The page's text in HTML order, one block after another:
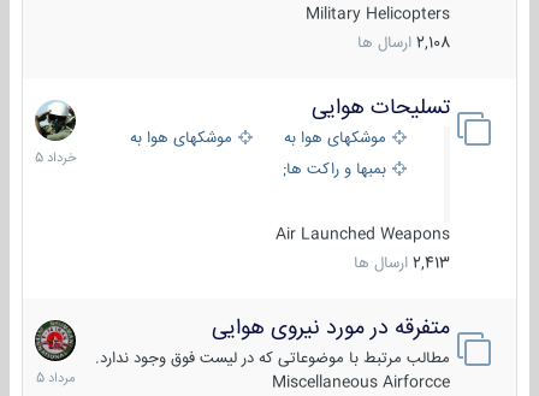
Military Helicopters
2,108 ارسال ها
تسلیحات هوایی
موشکهای هوا به هوا
موشکهای هوا به سطح
بمبها و راکت های هوایی
Air Launched Weapons
2,413 ارسال ها
30
خرداد
1405
متفرقه در مورد نیروی هوایی
مطالب مرتبط با موضوعاتی که در لیست فوق وجود ندارد.
Miscellaneous Airforcce
7
مرداد
1405